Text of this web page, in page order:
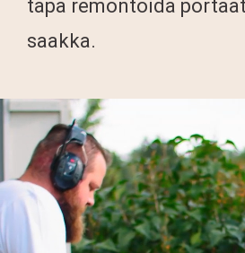
tapa remontoida
saakka.
Videotoistin